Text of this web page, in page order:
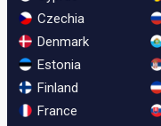
Czechia
Denmark
Estonia
Finland
France